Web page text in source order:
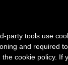
party tools use
and required
cookie policy. If